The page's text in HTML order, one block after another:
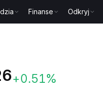
Finanse Odkryj
+0.51%